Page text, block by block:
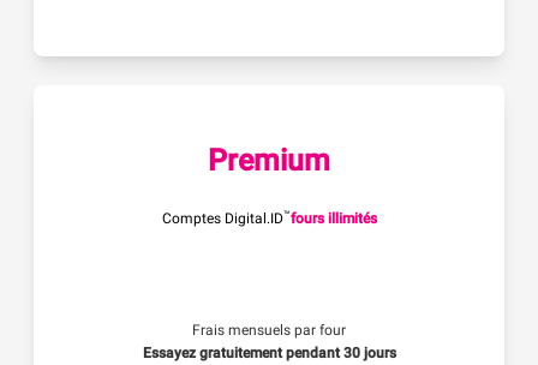
Premium
Comptes Digital.ID™fours illimités
Frais mensuels par four
Essayez gratuitement pendant 30 jours